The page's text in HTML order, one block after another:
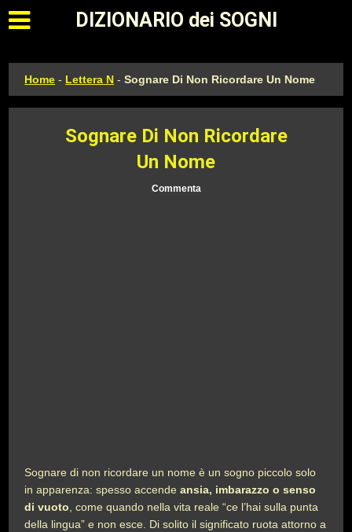
Apri il menu principale
DIZIONARIO dei SOGNI
Home - Lettera N -Sognare Di Non Ricordare Un Nome
Sognare Di Non Ricordare
Un Nome
Commenta
Sognare di non ricordare un nome è un sogno piccolo solo
in apparenza: spesso accendeansia, imbarazzo o senso
di vuoto , come quando nella vita reale “ce l’hai sulla punta
della lingua” e non esce. Di solito il significato ruota attorno a